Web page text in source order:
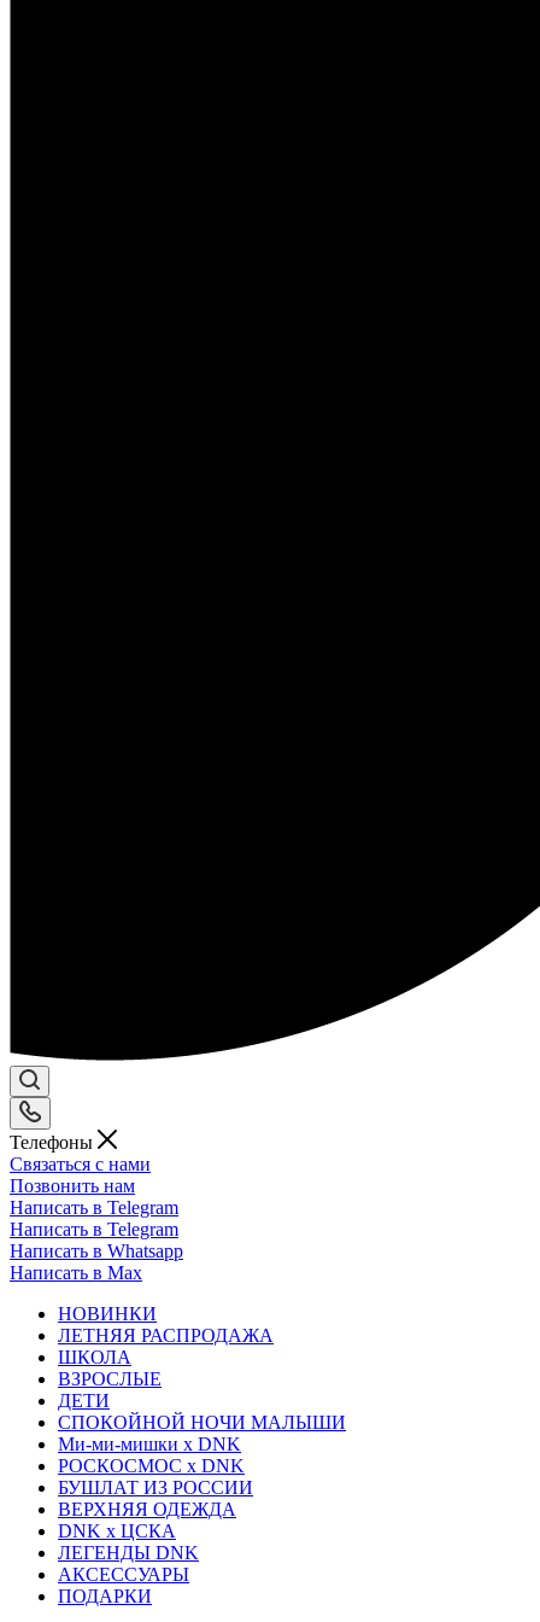
Телефоны
Связаться с нами
Позвонить нам
Написать в Telegram
Написать в Telegram
Написать в Whatsapp
Написать в Max
НОВИНКИ
ЛЕТНЯЯ РАСПРОДАЖА
ШКОЛА
ВЗРОСЛЫЕ
ДЕТИ
СПОКОЙНОЙ НОЧИ МАЛЫШИ
Ми-ми-мишки x DNK
РОСКОСМОС x DNK
БУШЛАТ ИЗ РОССИИ
ВЕРХНЯЯ ОДЕЖДА
DNK x ЦСКА
ЛЕГЕНДЫ DNK
АКСЕССУАРЫ
ПОДАРКИ